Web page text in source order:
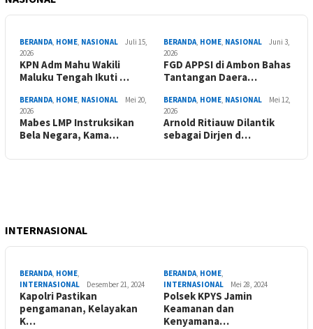
BERANDA, HOME, NASIONAL
Juli 15,
2026
KPN Adm Mahu Wakili
Maluku Tengah Ikuti …
BERANDA, HOME, NASIONAL
Juni 3,
2026
FGD APPSI di Ambon Bahas
Tantangan Daera…
BERANDA, HOME, NASIONAL
Mei 20,
2026
Mabes LMP Instruksikan
Bela Negara, Kama…
BERANDA, HOME, NASIONAL
Mei 12,
2026
Arnold Ritiauw Dilantik
sebagai Dirjen d…
INTERNASIONAL
BERANDA, HOME,
INTERNASIONAL
Desember 21, 2024
Kapolri Pastikan
pengamanan, Kelayakan
K…
BERANDA, HOME,
INTERNASIONAL
Mei 28, 2024
Polsek KPYS Jamin
Keamanan dan
Kenyamana…